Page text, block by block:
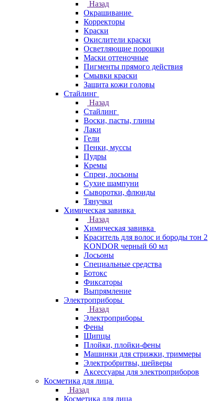
Назад
Окрашивание
Корректоры
Краски
Окислители краски
Осветляющие порошки
Маски оттеночные
Пигменты прямого действия
Смывки краски
Защита кожи головы
Стайлинг
Назад
Стайлинг
Воски, пасты, глины
Лаки
Гели
Пенки, муссы
Пудры
Кремы
Спреи, лосьоны
Сухие шампуни
Сыворотки, флюиды
Тянучки
Химическая завивка
Назад
Химическая завивка
Краситель для волос и бороды тон 2
KONDOR черный 60 мл
Лосьоны
Специальные средства
Ботокс
Фиксаторы
Выпрямление
Электроприборы
Назад
Электроприборы
Фены
Щипцы
Плойки, плойки-фены
Машинки для стрижки, триммеры
Электробритвы, шейверы
Аксессуары для электроприборов
Косметика для лица
Назад
Косметика для лица